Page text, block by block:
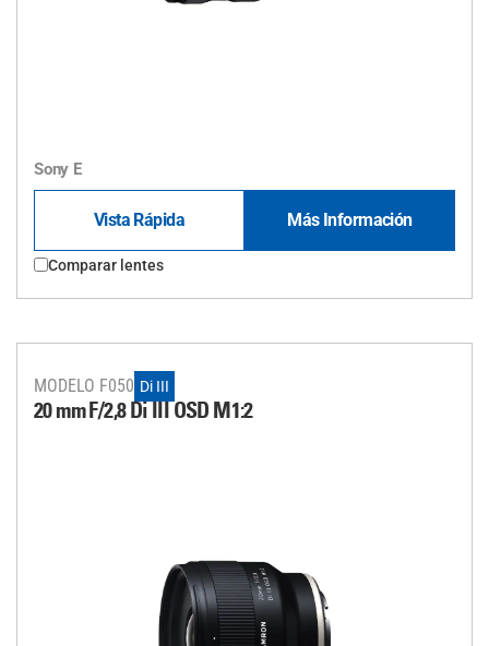
Sony E
Vista Rápida Más Información
Comparar lentes
MODELO F050 Di III
20 mm F/2,8Di IIIOSD M1:2